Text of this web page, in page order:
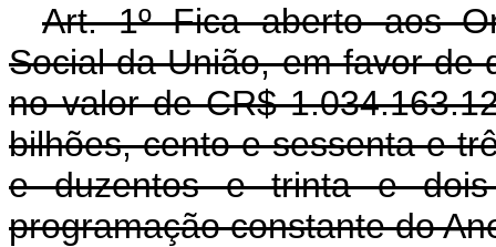
Art. 1º Fica aberto aos
Social da União, em favor de
no valor de CR$
bilhões, cento e sessenta e
e duzentos e trinta e
programação constante do